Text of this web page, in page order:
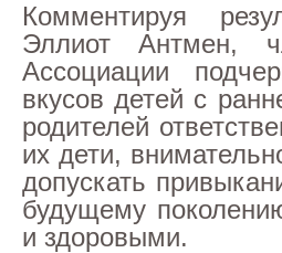
Комментируя
Эллиот Антмен,
Ассоциации
вкусов детей с
родителей
их дети,
допускать
будущему
и здоровыми.